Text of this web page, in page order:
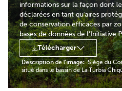
informations sur la façon dont
déclarées en tant qu'aires
de conservation efficaces par
bases de données de l’Initiative
Télécharger
Description de l'image: Siège du
situé dans le bassin de La Turbia